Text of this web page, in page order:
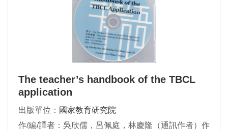
The teacher’s handbook of the TBCL
application
出版單位： 國家教育研究院
作/編/譯者：吳欣儒，呂佩庭，林慶隆（通訊作者）作